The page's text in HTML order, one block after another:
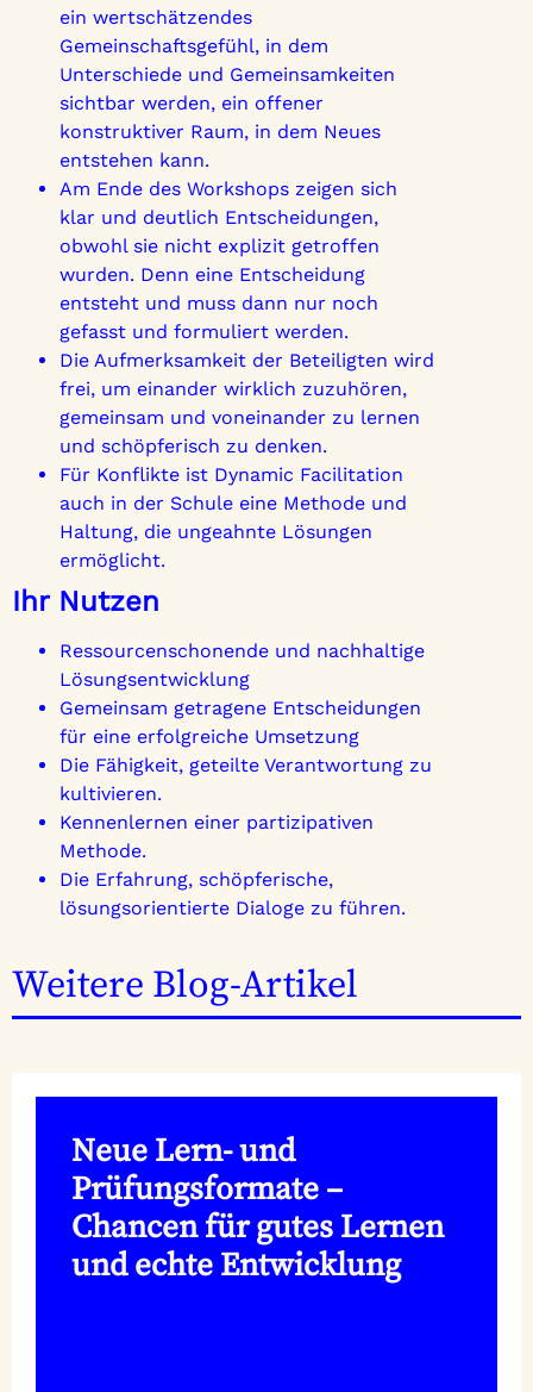
ein wertschätzendes
Gemeinschaftsgefühl, in dem
Unterschiede und Gemeinsamkeiten
sichtbar werden, ein offener
konstruktiver Raum, in dem Neues
entstehen kann.
Am Ende des Workshops zeigen sich
klar und deutlich Entscheidungen,
obwohl sie nicht explizit getroffen
wurden. Denn eine Entscheidung
entsteht und muss dann nur noch
gefasst und formuliert werden.
Die Aufmerksamkeit der Beteiligten wird
frei, um einander wirklich zuzuhören,
gemeinsam und voneinander zu lernen
und schöpferisch zu denken.
Für Konflikte ist Dynamic Facilitation
auch in der Schule eine Methode und
Haltung, die ungeahnte Lösungen
ermöglicht.
Ihr Nutzen
Ressourcenschonende und nachhaltige
Lösungsentwicklung
Gemeinsam getragene Entscheidungen
für eine erfolgreiche Umsetzung
Die Fähigkeit, geteilte Verantwortung zu
kultivieren.
Kennenlernen einer partizipativen
Methode.
Die Erfahrung, schöpferische,
lösungsorientierte Dialoge zu führen.
Weitere Blog-Artikel
Neue Lern- und
Prüfungsformate –
Chancen für gutes Lernen
und echte Entwicklung